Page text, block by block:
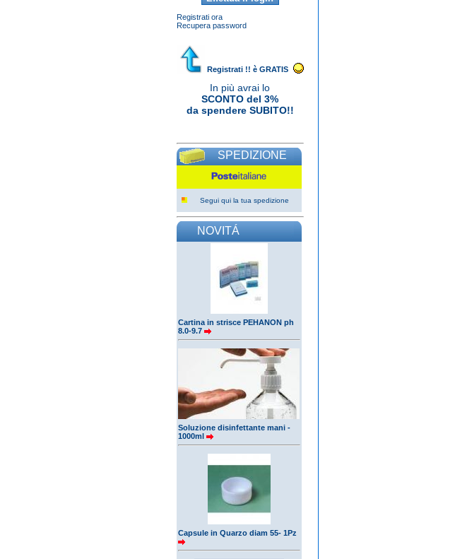
Registrati ora
Recupera password
Una nuova avventura nell'offrire le
mie varie terapie/insegnamenti
professionali di terapia del suono a
una clientela più ampia. Migliora il tuo
Rolex replicaperfetto.
Registrati !! è GRATIS
In più avrai lo
SCONTO del 3%
da spendere SUBITO!!
SPEDIZIONE
Segui qui la tua spedizione
NOVITÁ
Cartina in strisce PEHANON ph
8.0-9.7
Soluzione disinfettante mani -
1000ml
Capsule in Quarzo diam 55- 1Pz